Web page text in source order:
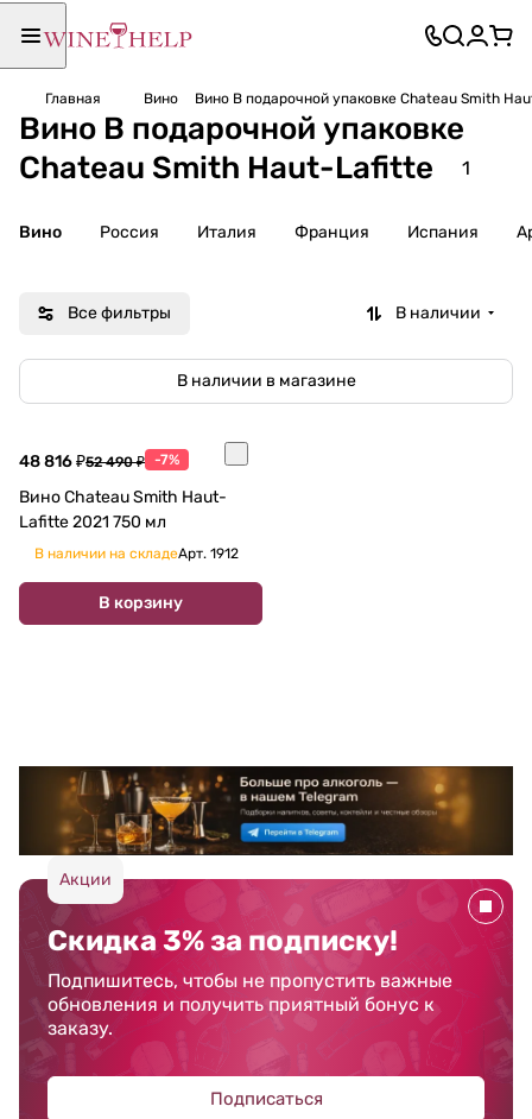
Главная Вино Вино В подарочной упаковке Chateau Smith
Вино В подарочной упаковке
Chateau Smith Haut-Lafitte
1
Вино Россия Италия Франция Испания
Все фильтры В наличии
В наличии в магазине
48 816 ₽52 490 ₽ -7%
Вино Chateau Smith Haut-
Lafitte 2021 750 мл
В наличии на складеАрт. 1912
В корзину
Акции
Скидка 3% за подписку!
Подпишитесь, чтобы не пропустить важные
обновления и получить приятный бонус к
заказу.
Подписаться